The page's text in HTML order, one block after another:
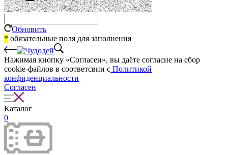
Обновить
* обязательные поля для заполнения
Нажимая кнопку «Согласен», вы даёте cогласие на сбор
cookie-файлов в соответсвии с Политикой
конфиденциальности
Согласен
Каталог
0